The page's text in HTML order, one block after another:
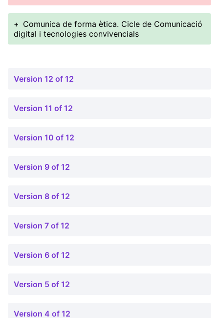
+ Comunica de forma ètica. Cicle de Comunicació
digital i tecnologies convivencials
Version 12 of 12
Version 11 of 12
Version 10 of 12
Version 9 of 12
Version 8 of 12
Version 7 of 12
Version 6 of 12
Version 5 of 12
Version 4 of 12